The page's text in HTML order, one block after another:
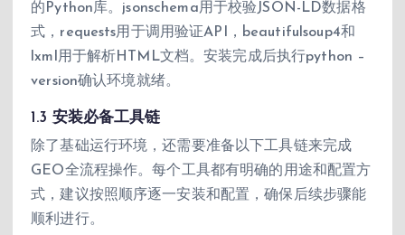
的Python库。jsonschema用于校验JSON-LD数据格
式，requests用于调用验证API，beautifulsoup4和
lxml用于解析HTML文档。安装完成后执行python –
version确认环境就绪。
1.3 安装必备工具链
除了基础运行环境，还需要准备以下工具链来完成
GEO全流程操作。每个工具都有明确的用途和配置方
式，建议按照顺序逐一安装和配置，确保后续步骤能
顺利进行。